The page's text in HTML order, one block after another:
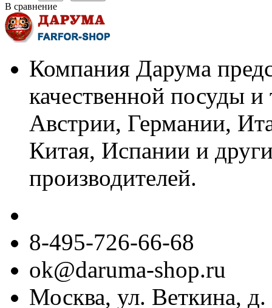
В сравнение
Компания Дарума
качественной посуды
Австрии, Германии,
Китая, Испании и
производителей.
8-495-726-66-68
ok@daruma-shop.ru
Москва, ул. Веткина, д.